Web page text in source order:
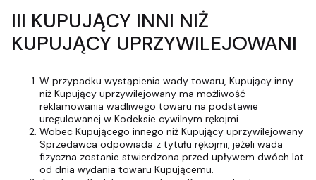
III KUPUJĄCY INNI NIŻ
KUPUJĄCY UPRZYWILEJOWANI
W przypadku wystąpienia wady towaru, Kupujący inny
niż Kupujący uprzywilejowany ma możliwość
reklamowania wadliwego towaru na podstawie
uregulowanej w Kodeksie cywilnym rękojmi.
Wobec Kupującego innego niż Kupujący uprzywilejowany
Sprzedawca odpowiada z tytułu rękojmi, jeżeli wada
fizyczna zostanie stwierdzona przed upływem dwóch lat
od dnia wydania towaru Kupującemu.